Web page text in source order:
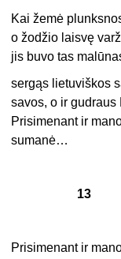
Kai žemė
o žodžio laisvę
jis buvo tas
sergąs lietuviškos
savos, o ir
Prisimenant ir
sumanė…
13
Prisimenant ir